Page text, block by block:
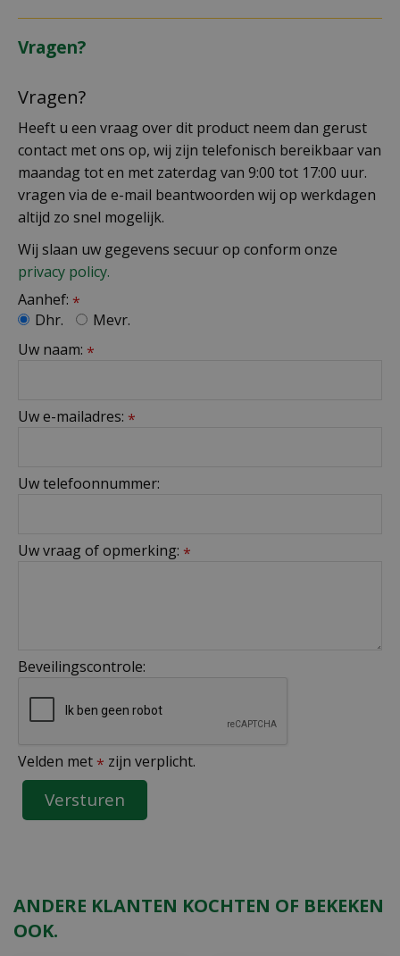
Vragen?
Vragen?
Heeft u een vraag over dit product neem dan gerust
contact met ons op, wij zijn telefonisch bereikbaar van
maandag tot en met zaterdag van 9:00 tot 17:00 uur.
vragen via de e-mail beantwoorden wij op werkdagen
altijd zo snel mogelijk.
Wij slaan uw gegevens secuur op conform onze
privacy policy.
Aanhef: *
Dhr.
Mevr.
Uw naam: *
Uw e-mailadres: *
Uw telefoonnummer:
Uw vraag of opmerking: *
Beveilingscontrole:
Velden met * zijn verplicht.
ANDERE KLANTEN KOCHTEN OF BEKEKEN
OOK.